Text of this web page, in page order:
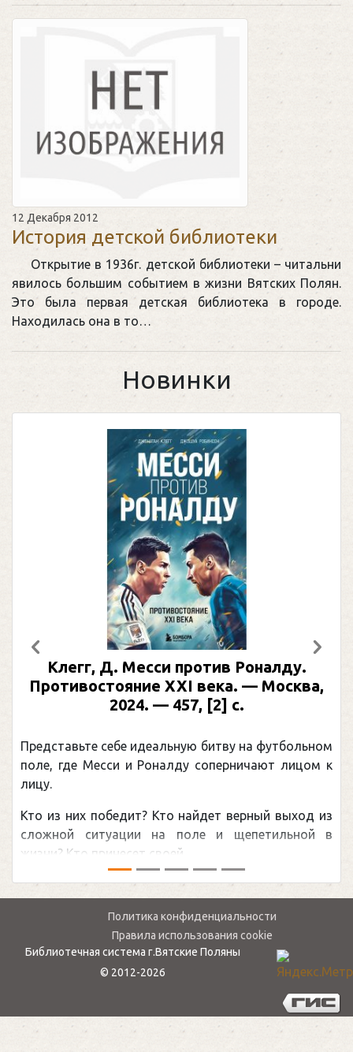
12 Декабря 2012
История детской библиотеки
Открытие в 1936г. детской библиотеки – читальни
явилось большим событием в жизни Вятских Полян.
Это была первая детская библиотека в городе.
Находилась она в то…
Новинки
Клегг, Д. Месси против Роналду.
XXI века. — Москва,
2024. — 457, [2] с.
себе идеальную битву на футбольном
где Месси и Роналду соперничают лицом к
из них победит? Кто найдет верный выход из
ситуации на поле и щепетильной в
Кто принесет своей ...
Предыдущий
Политика конфиденциальности
Правила использования cookie
Библиотечная система г.Вятские Поляны
© 2012-2026